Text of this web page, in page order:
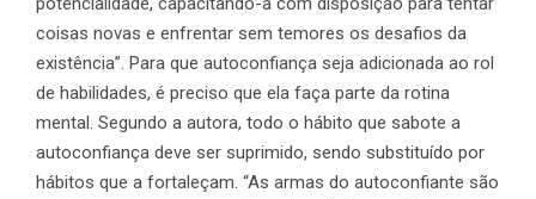
coisas novas e enfrentar sem temores os desafios da
existência”. Para que autoconfiança seja adicionada ao rol
de habilidades, é preciso que ela faça parte da rotina
mental. Segundo a autora, todo o hábito que sabote a
autoconfiança deve ser suprimido, sendo substituído por
hábitos que a fortaleçam. “As armas do autoconfiante são